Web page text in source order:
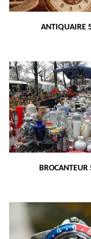
ANTIQUAIRE
BROCANTEUR